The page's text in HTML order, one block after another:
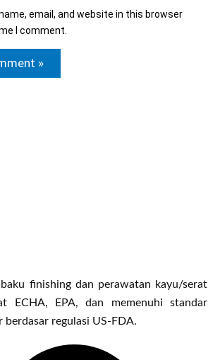
email, and website in this browser
I comment.
baku finishing dan perawatan kayu/serat
ECHA, EPA, dan memenuhi standar
berdasar regulasi US-FDA.